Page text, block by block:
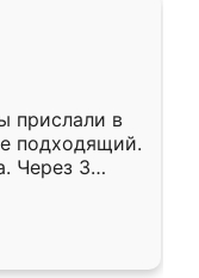
прислали в
подходящий.
Через 3
Остались